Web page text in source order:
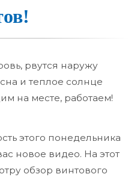
рвутся наружу
и теплое солнце
на месте, работаем!
этого понедельника
новое видео. На этот
обзор винтового